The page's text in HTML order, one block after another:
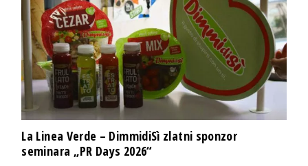
La Linea Verde – DimmidiSì zlatni sponzor
seminara „PR Days 2026“